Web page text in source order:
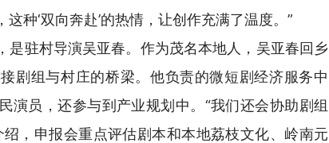
种‘双向奔赴’的热情，让创作充满了温度。”
是驻村导演吴亚春。作为茂名本地人，吴亚春回乡
剧组与村庄的桥梁。他负责的微短剧经济服务中
演员，还参与到产业规划中。“我们还会协助剧组
，申报会重点评估剧本和本地荔枝文化、岭南元